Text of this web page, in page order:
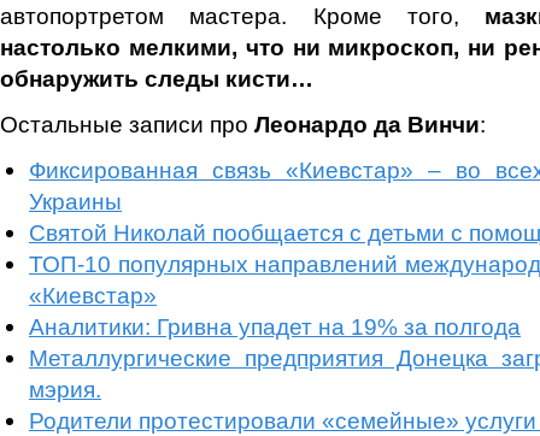
автопортретом мастера. Кроме того,
настолько мелкими, что ни микроскоп, ни
обнаружить следы кисти…
Остальные записи про Леонардо да Винчи:
Фиксированная связь «Киевстар» – во
Украины
Святой Николай пообщается с детьми с
ТОП-10 популярных направлений
«Киевстар»
Аналитики: Гривна упадет на 19% за полгода
Металлургические предприятия Донецка
мэрия.
Родители протестировали «семейные»